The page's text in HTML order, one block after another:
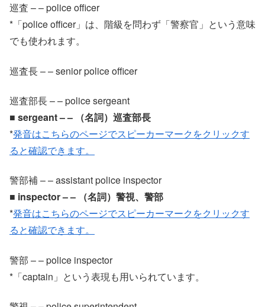
巡査 – – police officer
*「police officer」は、階級を問わず「警察官」という意味
でも使われます。
巡査長 – – senior police officer
巡査部長 – – police sergeant
■ sergeant – – （名詞）巡査部長
*発音はこちらのページでスピーカーマークをクリックす
ると確認できます。
警部補 – – assistant police inspector
■ inspector – – （名詞）警視、警部
*発音はこちらのページでスピーカーマークをクリックす
ると確認できます。
警部 – – police inspector
*「captain」という表現も用いられています。